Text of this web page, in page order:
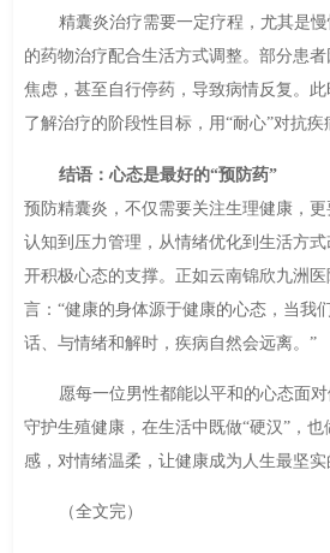
精囊炎治疗需要一定疗程，尤其是
的药物治疗配合生活方式调整。部分患
焦虑，甚至自行停药，导致病情反复。此
了解治疗的阶段性目标，用“耐心”对抗疾
结语：心态是最好的“预防药”
预防精囊炎，不仅需要关注生理健康，
认知到压力管理，从情绪优化到生活方
开积极心态的支撑。正如云南锦欣九洲
言：“健康的身体源于健康的心态，当我
话、与情绪和解时，疾病自然会远离。”
愿每一位男性都能以平和的心态面
守护生殖健康，在生活中既做“硬汉”，
感，对情绪温柔，让健康成为人生最坚实
（全文完）